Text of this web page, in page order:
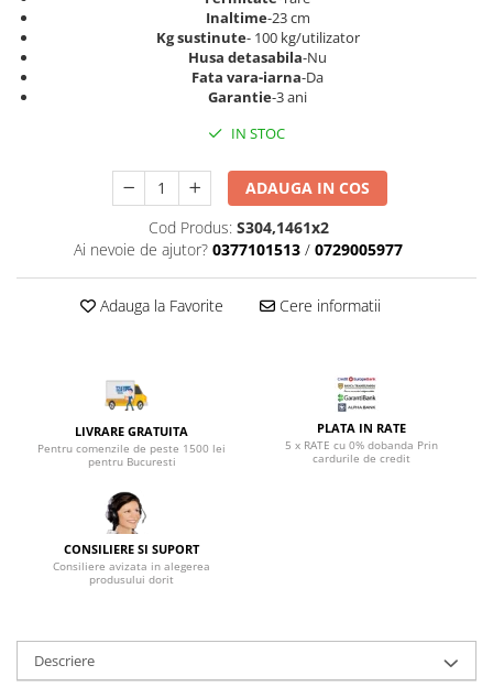
Top saltele 10 cm
Top saltele memory 5 cm
Top saltele MemoHR 6.5 cm
Scaune manager
Mobilier bucatarie
Mese bucatarie
Seturi mese si scaune bucatarie
Suporturi si rafturi pantofi
Pantofare
Suport pentru umerase
Cuiere
Mobilier gradinita
Mese gradinita
Scaune gradinita
Set mese si scaune gradinita
Mobila camera copii
Scaune birou pentru copii
Inaltime-23 cm
Kg sustinute- 100 kg/utilizator
Husa detasabila-Nu
Fata vara-iarna-Da
Garantie-3 ani
IN STOC
ADAUGA IN COS
Cod Produs: S304,1461x2
Ai nevoie de ajutor? 0377101513 / 0729005977
Adauga la Favorite Cere informatii
LIVRARE GRATUITA
Pentru comenzile de peste 1500 lei
pentru Bucuresti
PLATA IN RATE
5 x RATE cu 0% dobanda Prin
cardurile de credit
CONSILIERE SI SUPORT
Consiliere avizata in alegerea
produsului dorit
Descriere